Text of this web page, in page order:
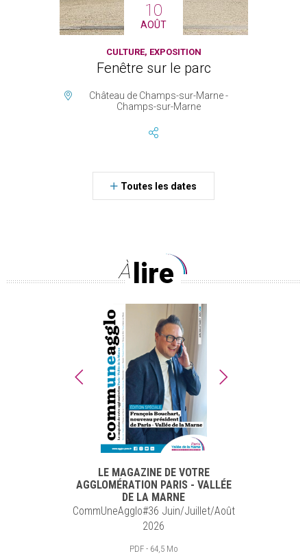
10
AOÛT
CULTURE, EXPOSITION
Fenêtre sur le parc
Château de Champs-sur-Marne -
Champs-sur-Marne
Toutes les dates
À lire
LE MAGAZINE DE VOTRE
AGGLOMÉRATION PARIS - VALLÉE
DE LA MARNE
CommUneAgglo#36 Juin/Juillet/Août
2026
PDF - 64,5 Mo